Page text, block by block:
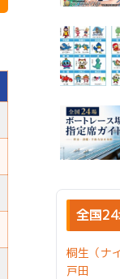
全国
桐生（ナ
戸田